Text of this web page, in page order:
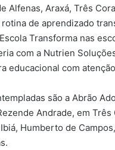
Alfenas, Araxá, Três
de aprendizado
Transforma nas
com a Nutrien
educacional com
são a Abrão
Andrade, em
Humberto de